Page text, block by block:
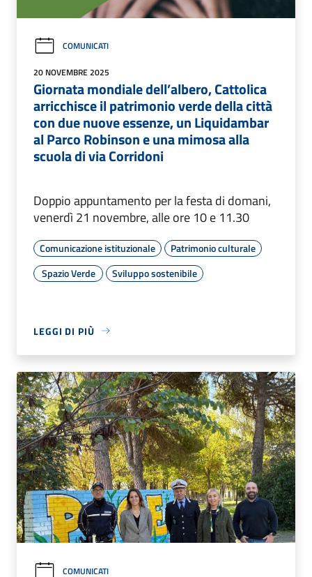
COMUNICATI
20 NOVEMBRE 2025
Giornata mondiale dell’albero, Cattolica
arricchisce il patrimonio verde della città
con due nuove essenze, un Liquidambar
al Parco Robinson e una mimosa alla
scuola di via Corridoni
Doppio appuntamento per la festa di domani,
venerdì 21 novembre, alle ore 10 e 11.30
Comunicazione istituzionale
Patrimonio culturale
Spazio Verde
Sviluppo sostenibile
LEGGI DI PIÙ
COMUNICATI